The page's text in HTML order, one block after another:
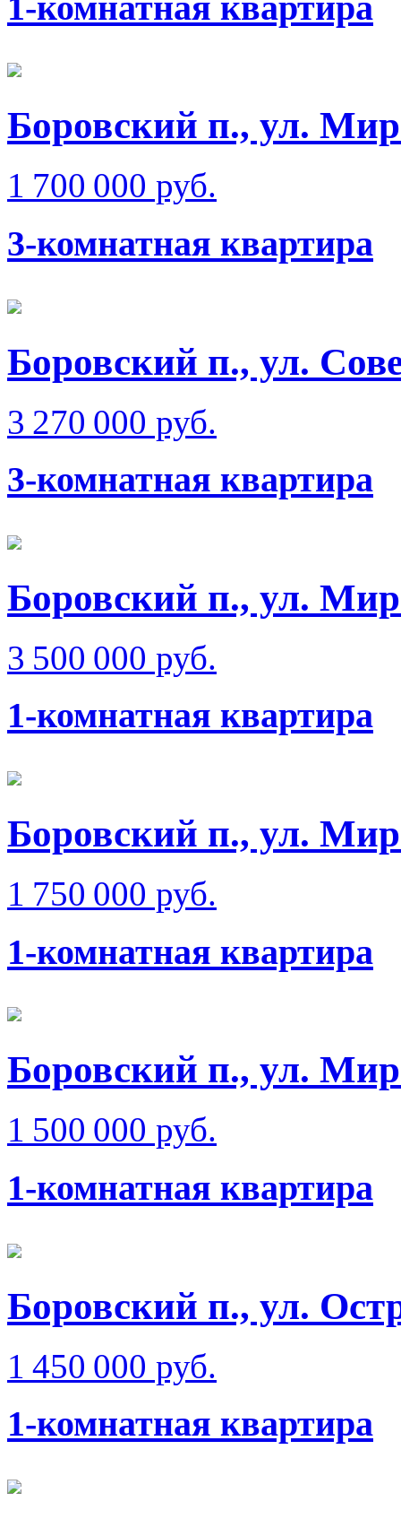
Боровский п., ул.
1 700 000 руб.
3-комнатная квартира
Боровский п., ул.
3 270 000 руб.
3-комнатная квартира
Боровский п., ул.
3 500 000 руб.
1-комнатная квартира
Боровский п., ул.
1 750 000 руб.
1-комнатная квартира
Боровский п., ул.
1 500 000 руб.
1-комнатная квартира
Боровский п., ул.
1 450 000 руб.
1-комнатная квартира